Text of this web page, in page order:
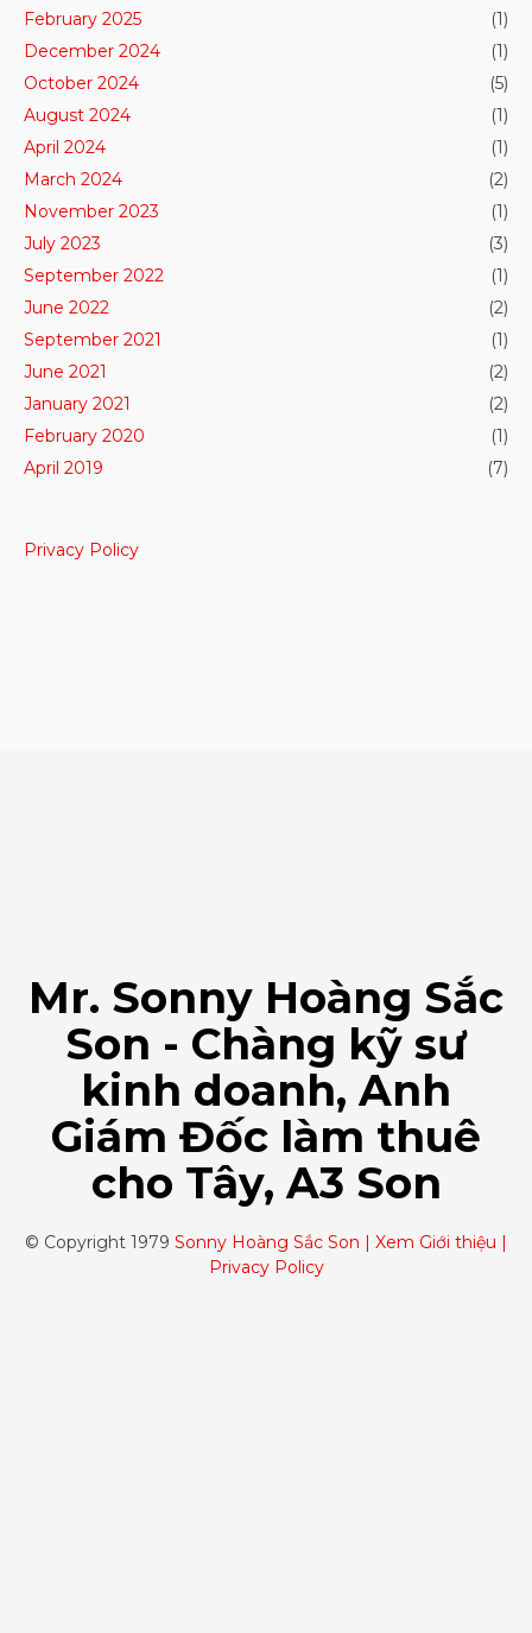
February 2025
(1)
December 2024
(1)
October 2024
(5)
August 2024
(1)
April 2024
(1)
March 2024
(2)
November 2023
(1)
July 2023
(3)
September 2022
(1)
June 2022
(2)
September 2021
(1)
June 2021
(2)
January 2021
(2)
February 2020
(1)
April 2019
(7)
Privacy Policy
Mr. Sonny Hoàng Sắc
Son - Chàng kỹ sư
kinh doanh, Anh
Giám Đốc làm thuê
cho Tây, A3 Son
© Copyright 1979 Sonny Hoàng Sắc Son | Xem Giới thiệu |
Privacy Policy